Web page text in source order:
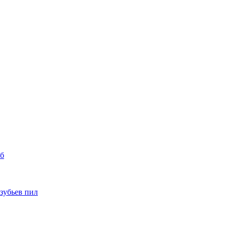
пил